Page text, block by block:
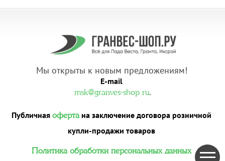
Мы открыты к новым предложениям!
E-mail
msk@granves-shop.ru.
Публичная офертана заключение договора розничной
купли-продажи товаров
Политика обработки персональных данных